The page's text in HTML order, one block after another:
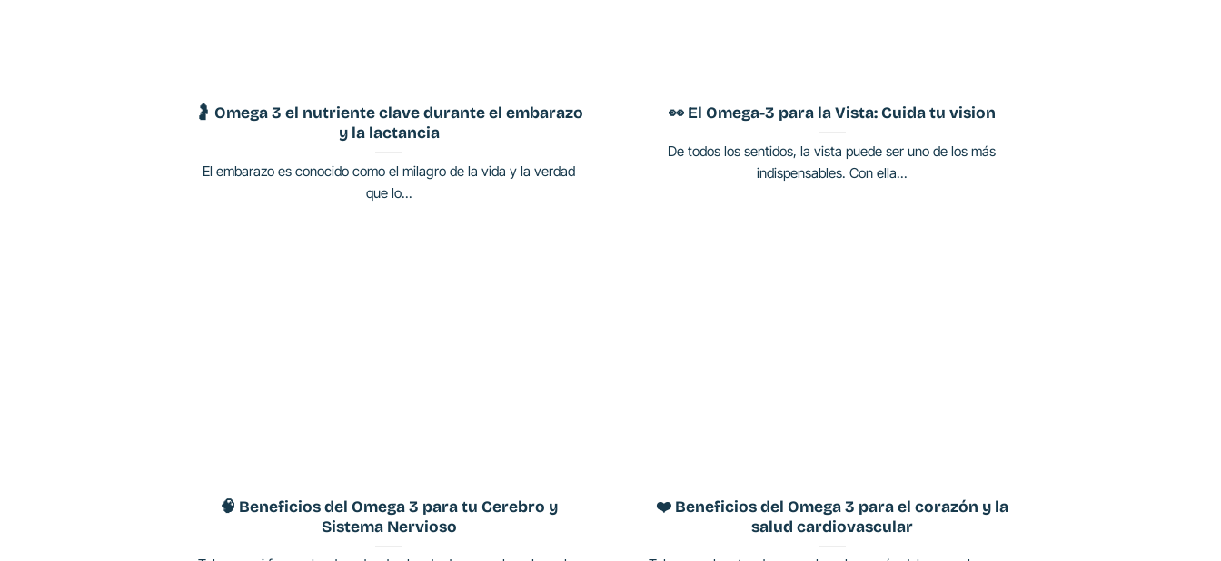
🤰 Omega 3 el nutriente clave durante el embarazo
y la lactancia
El embarazo es conocido como el milagro de la vida y la verdad
que lo...
👀 El Omega-3 para la Vista: Cuida tu vision
De todos los sentidos, la vista puede ser uno de los más
indispensables. Con ella...
🧠 Beneficios del Omega 3 para tu Cerebro y
Sistema Nervioso
❤️ Beneficios del Omega 3 para el corazón y la
salud cardiovascular